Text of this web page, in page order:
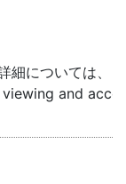
については、「
and